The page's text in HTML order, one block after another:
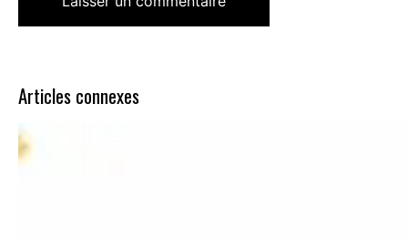
Articles connexes